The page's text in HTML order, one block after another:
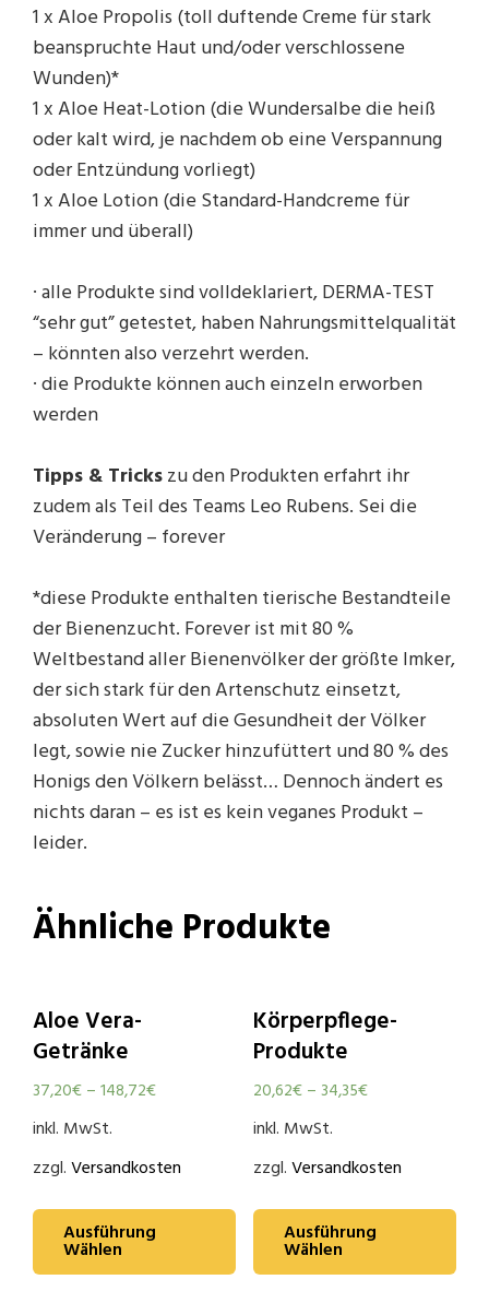
1 x Aloe Propolis (toll duftende Creme für stark
beanspruchte Haut und/oder verschlossene
Wunden)*
1 x Aloe Heat-Lotion (die Wundersalbe die heiß
oder kalt wird, je nachdem ob eine Verspannung
oder Entzündung vorliegt)
1 x Aloe Lotion (die Standard-Handcreme für
immer und überall)
· alle Produkte sind volldeklariert, DERMA-TEST
“sehr gut” getestet, haben Nahrungsmittelqualität
– könnten also verzehrt werden.
· die Produkte können auch einzeln erworben
werden
Tipps & Trickszu den Produkten erfahrt ihr
zudem als Teil des Teams Leo Rubens. Sei die
Veränderung – forever
*diese Produkte enthalten tierische Bestandteile
der Bienenzucht. Forever ist mit 80 %
Weltbestand aller Bienenvölker der größte Imker,
der sich stark für den Artenschutz einsetzt,
absoluten Wert auf die Gesundheit der Völker
legt, sowie nie Zucker hinzufüttert und 80 % des
Honigs den Völkern belässt… Dennoch ändert es
nichts daran – es ist es kein veganes Produkt –
leider.
Ähnliche Produkte
Aloe Vera-
Getränke
37,20€ – 148,72€
inkl. MwSt.
zzgl.Versandkosten
Ausführung
Wählen
Körperpflege-
Produkte
20,62€– 34,35€
inkl. MwSt.
zzgl.Versandkosten
Ausführung
Wählen